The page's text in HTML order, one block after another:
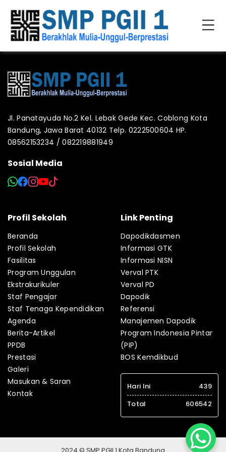
Jl. Panatayuda No.2 Kel. Lebak Gede Kec. Coblong Kota
Bandung, Jawa Barat 40132 Telp. 0222500604 HP.
08562153234 / 082219881949
Sosial Media
Profil Sekolah
Beranda
Profil Sekolah
Fasilitas
Program Unggulan
Ekstrakurikuler
Staf Pengajar
Staf Tenaga Kependidikan
Agenda
Berita-Artikel
PPDB
Prestasi
Galeri
Masukan & Saran
Kontak
Link Penting
Dapodikdasmen
Informasi GTK
Informasi NISN
Verval PTK
Verval PD
Dapodik
Referensi
Manajemen Dapodik
Program Indonesia Pintar
(PIP)
BOS Kemdikbud
Hari Ini
439
Total
606542